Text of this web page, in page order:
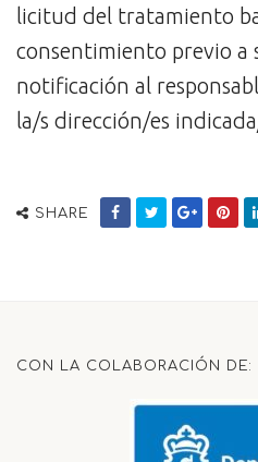
licitud del tratamiento
consentimiento previo a
notificación al
la/s dirección/es
SHARE
CON LA COLABORACIÓN DE: